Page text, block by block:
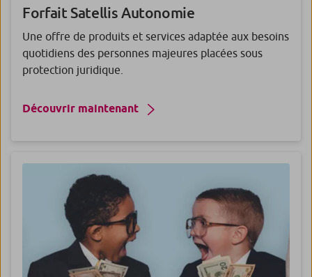
Forfait Satellis Autonomie
Une offre de produits et services adaptée aux besoins
quotidiens des personnes majeures placées sous
protection juridique.
Découvrir maintenant